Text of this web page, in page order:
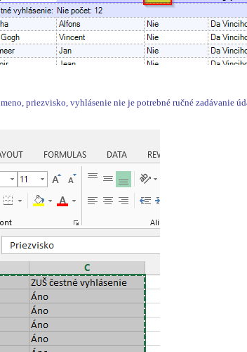
meno, priezvisko, vyhlásenie nie je potrebné ručné zadávanie